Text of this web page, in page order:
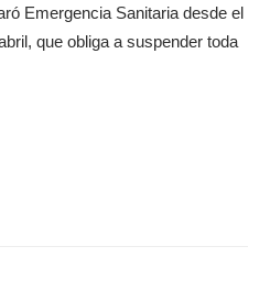
Emergencia Sanitaria desde el
que obliga a suspender toda